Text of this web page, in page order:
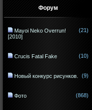
Форум
Mayoi Neko Overrun!
[2010]
(21)
Crucis Fatal Fake (10)
Новый конкурс рисунков. (9)
Фото (868)